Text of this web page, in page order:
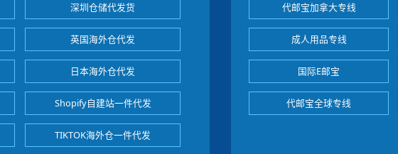
深圳仓储代发货
英国海外仓代发
日本海外仓代发
Shopify自建站一件代发
TIKTOK海外仓一件代发
代邮宝加拿大专线
成人用品专线
国际E邮宝
代邮宝全球专线